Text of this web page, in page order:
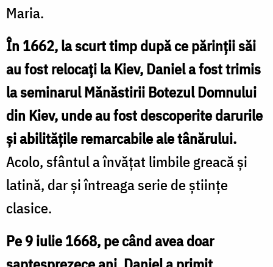
Maria.
În 1662, la scurt timp după ce părinții săi
au fost relocați la Kiev, Daniel a fost trimis
la seminarul Mănăstirii Botezul Domnului
din Kiev, unde au fost descoperite darurile
și abilitățile remarcabile ale tânărului.
Acolo, sfântul a învățat limbile greacă și
latină, dar și întreaga serie de științe
clasice.
Pe 9 iulie 1668, pe când avea doar